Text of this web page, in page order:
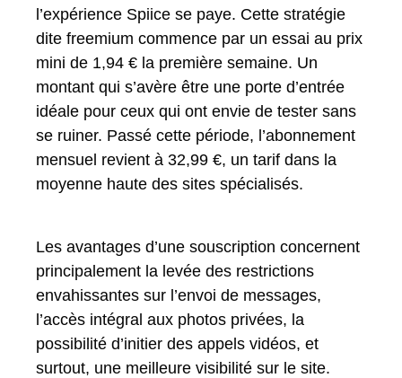
l’expérience Spiice se paye. Cette stratégie
dite freemium commence par un essai au prix
mini de 1,94 € la première semaine. Un
montant qui s’avère être une porte d’entrée
idéale pour ceux qui ont envie de tester sans
se ruiner. Passé cette période, l’abonnement
mensuel revient à 32,99 €, un tarif dans la
moyenne haute des sites spécialisés.
Les avantages d’une souscription concernent
principalement la levée des restrictions
envahissantes sur l’envoi de messages,
l’accès intégral aux photos privées, la
possibilité d’initier des appels vidéos, et
surtout, une meilleure visibilité sur le site.